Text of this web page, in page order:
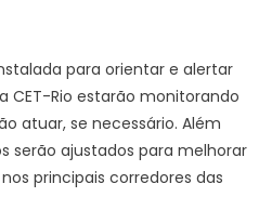
para orientar e alertar
CET-Rio estarão monitorando
atuar, se necessário. Além
serão ajustados para melhorar
principais corredores das